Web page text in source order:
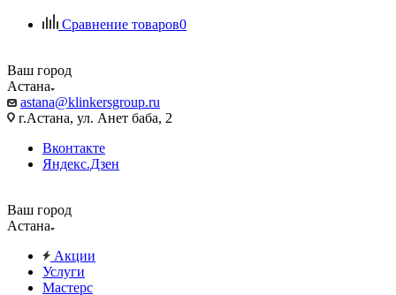
Сравнение товаров0
Ваш город
Астана
astana@klinkersgroup.ru
г.Астана, ул. Анет баба, 2
Вконтакте
Яндекс.Дзен
Ваш город
Астана
Акции
Услуги
Мастерс